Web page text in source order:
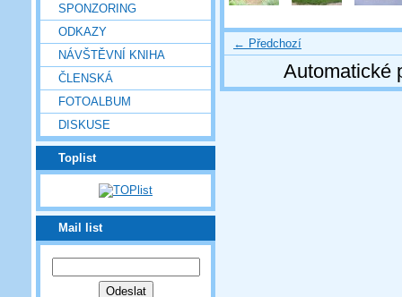
SPONZORING
ODKAZY
NÁVŠTĚVNÍ KNIHA
ČLENSKÁ
FOTOALBUM
DISKUSE
Toplist
Mail list
← Předchozí
Automatické